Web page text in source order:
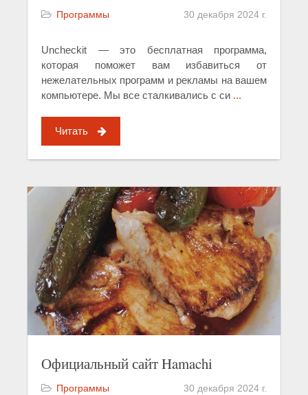
Программы 30 декабря 2024 г.
Uncheckit — это бесплатная программа,
которая поможет вам избавиться от
нежелательных программ и рекламы на вашем
компьютере. Мы все сталкивались с си ...
Читать
Официальный сайт Hamachi
Программы 30 декабря 2024 г.